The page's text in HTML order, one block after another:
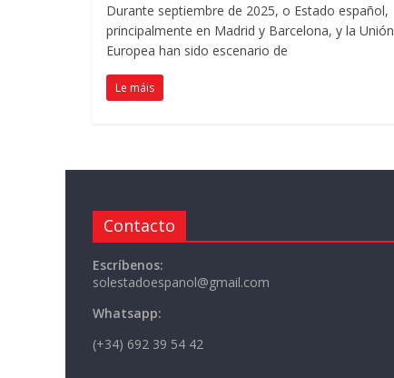
Durante septiembre de 2025, o Estado español,
principalmente en Madrid y Barcelona, y la Unión
Europea han sido escenario de
Le máis
Contacto
Escríbenos:
solestadoespanol@gmail.com
Whatsapp:
(+34) 692 39 54 42